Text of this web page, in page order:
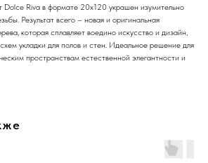
Dolce Riva в формате 20x120 украшен изумительно
Результат всего – новая и оригинальная
которая сплавляет воедино искусство и дизайн,
укладки для полов и стен. Идеальное решение для
пространствам естественной элегантности и